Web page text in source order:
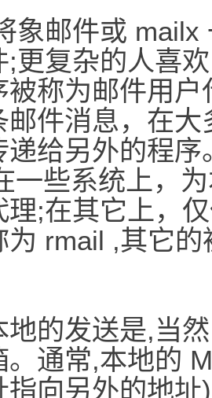
象邮件或
;更复杂的人喜
被称为邮件用
邮件消息，在
递给另外的程
一些系统上，
理;在其它上，
为 rmail ,其它
地的发送是,当
。通常,本地的
指向另外的地